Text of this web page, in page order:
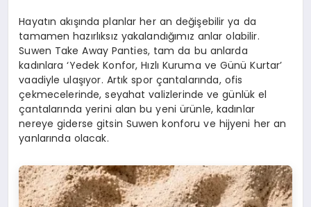
Hayatın akışında planlar her an değişebilir ya da
tamamen hazırlıksız yakalandığımız anlar olabilir.
Suwen Take Away Panties, tam da bu anlarda
kadınlara ‘Yedek Konfor, Hızlı Kuruma ve Günü Kurtar’
vaadiyle ulaşıyor. Artık spor çantalarında, ofis
çekmecelerinde, seyahat valizlerinde ve günlük el
çantalarında yerini alan bu yeni ürünle, kadınlar
nereye giderse gitsin Suwen konforu ve hijyeni her an
yanlarında olacak.